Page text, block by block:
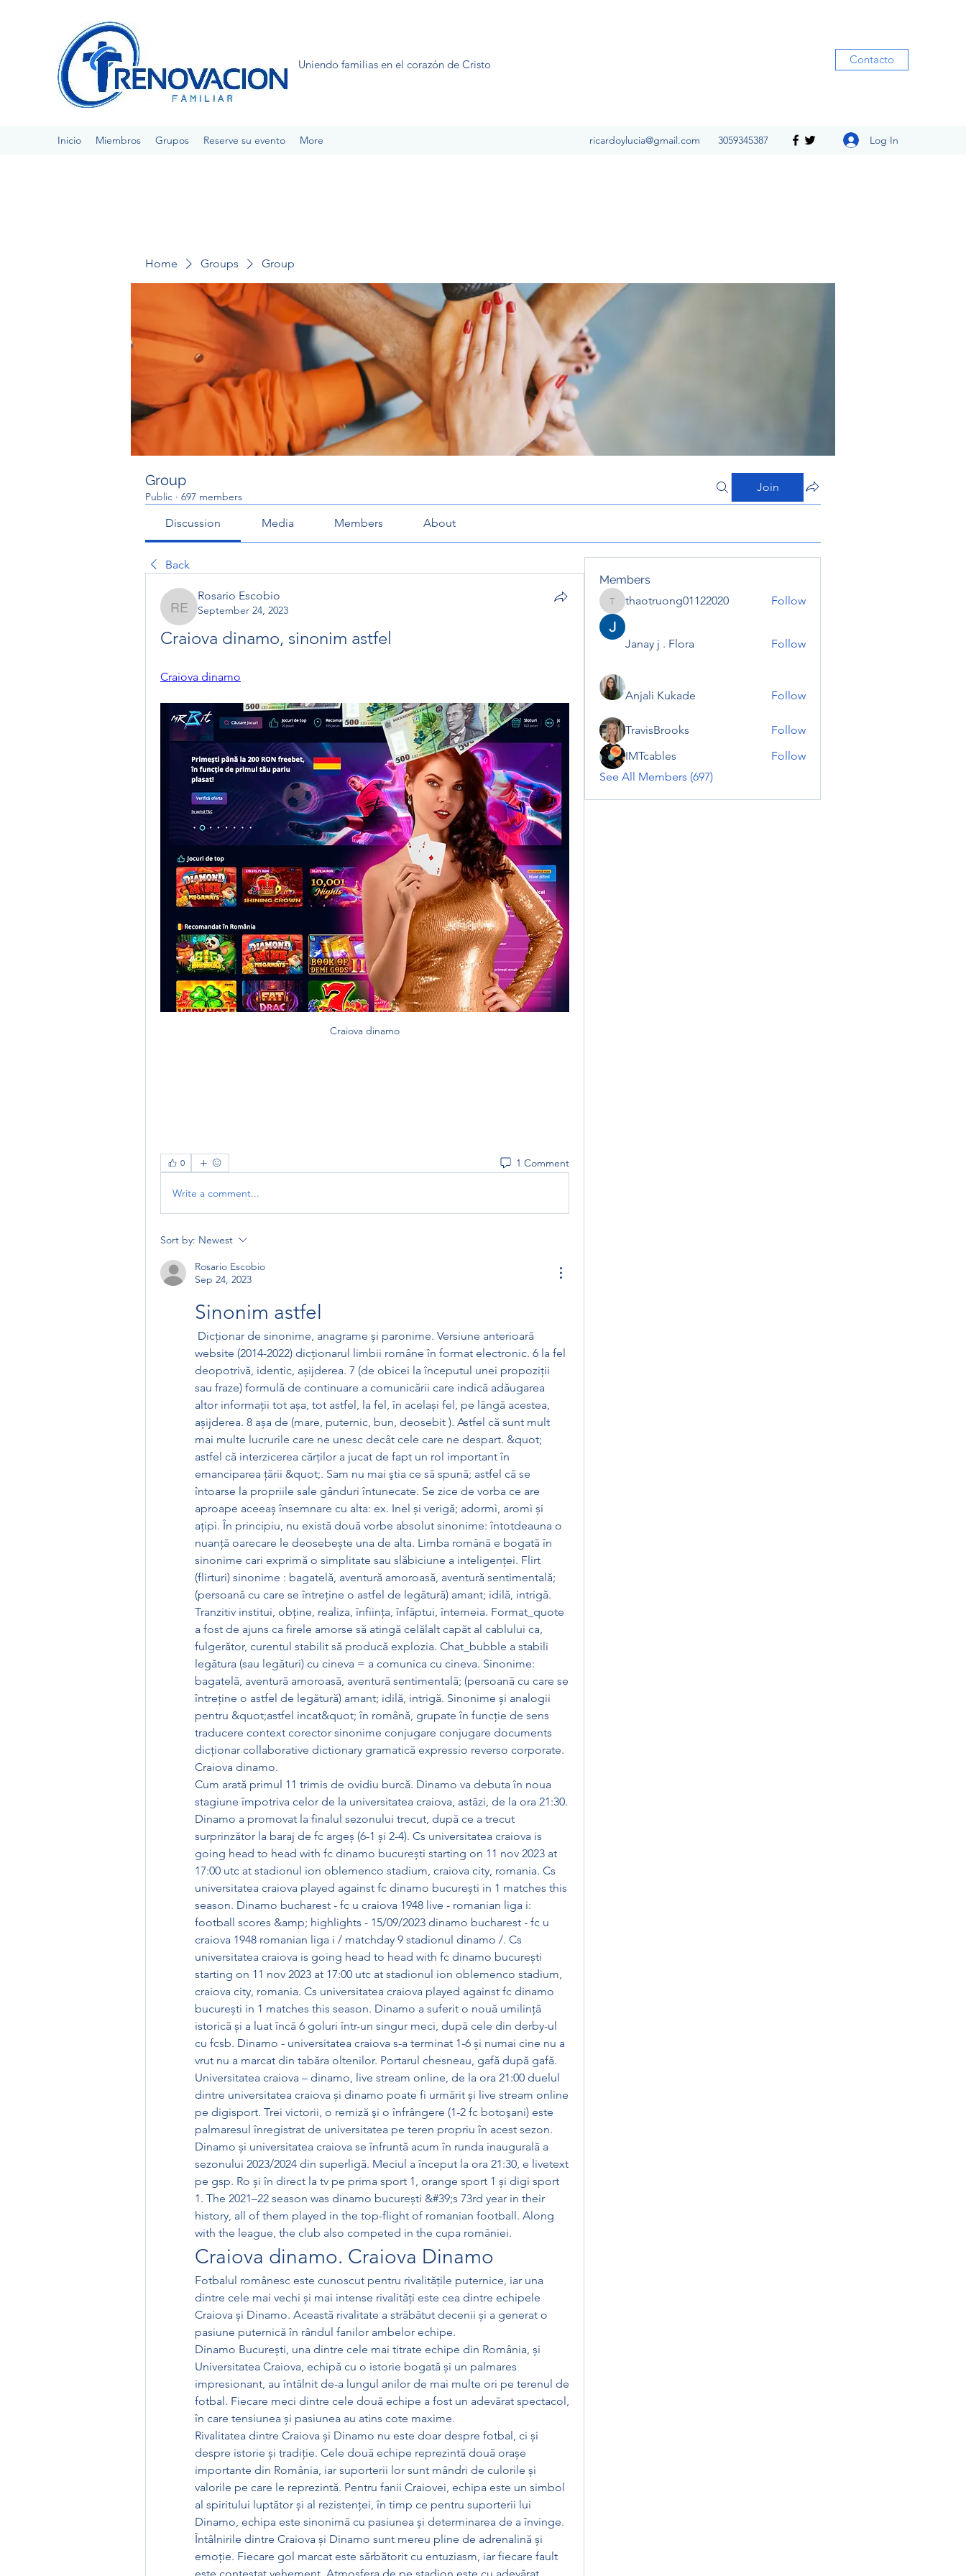
Uniendo familias en el corazón de Cristo Contacto
Inicio Miembros Grupos Reserve su evento More ricardoylucia@gmail.com 3059345387 Log In
Home Groups Group
Group
Public · 697 members
Join
Discussion Media Members About
Back
Rosario Escobio
Rosario Escobio
September 24, 2023
Craiova dinamo, sinonim astfel
Craiova dinamo
Craiova dinamo
0 1 Comment
Write a comment...
Sort by: Newest
Rosario Escobio
Sep 24, 2023
Sinonim astfel
website (2014-2022) dicţionarul limbii române în format electronic. 6 la fel
deopotrivă, identic, așijderea. 7 (de obicei la începutul unei propoziții
sau fraze) formulă de continuare a comunicării care indică adăugarea
altor informații tot așa, tot astfel, la fel, în același fel, pe lângă acestea,
așijderea. 8 așa de (mare, puternic, bun, deosebit ). Astfel că sunt mult
mai multe lucrurile care ne unesc decât cele care ne despart. &quot;
astfel că interzicerea cărţilor a jucat de fapt un rol important în
emanciparea ţării &quot;. Sam nu mai ştia ce să spună; astfel că se
întoarse la propriile sale gânduri întunecate. Se zice de vorba ce are
aproape aceeaș însemnare cu alta: ex. Inel și verigă; adormì, aromì și
ațipì. În principiu, nu există două vorbe absolut sinonime: întotdeauna o
nuanță oarecare le deosebește una de alta. Limba română e bogată în
sinonime cari exprimă o simplitate sau slăbiciune a inteligenței. Flirt
(flirturi) sinonime : bagatelă, aventură amoroasă, aventură sentimentală;
(persoană cu care se întreține o astfel de legătură) amant; idilă, intrigă.
Tranzitiv institui, obține, realiza, înființa, înfăptui, întemeia. Format_quote
a fost de ajuns ca firele amorse să atingă celălalt capăt al cablului ca,
fulgerător, curentul stabilit să producă explozia. Chat_bubble a stabili
legătura (sau legături) cu cineva = a comunica cu cineva. Sinonime:
bagatelă, aventură amoroasă, aventură sentimentală; (persoană cu care se
întreține o astfel de legătură) amant; idilă, intrigă. Sinonime și analogii
pentru &quot;astfel incat&quot; în română, grupate în funcție de sens
traducere context corector sinonime conjugare conjugare documents
dicționar collaborative dictionary gramatică expressio reverso corporate.
Craiova dinamo.
Cum arată primul 11 trimis de ovidiu burcă. Dinamo va debuta în noua
stagiune împotriva celor de la universitatea craiova, astăzi, de la ora 21:30.
Dinamo a promovat la finalul sezonului trecut, după ce a trecut
surprinzător la baraj de fc argeș (6-1 și 2-4). Cs universitatea craiova is
going head to head with fc dinamo bucurești starting on 11 nov 2023 at
17:00 utc at stadionul ion oblemenco stadium, craiova city, romania. Cs
universitatea craiova played against fc dinamo bucurești in 1 matches this
season. Dinamo bucharest - fc u craiova 1948 live - romanian liga i:
football scores &amp; highlights - 15/09/2023 dinamo bucharest - fc u
craiova 1948 romanian liga i / matchday 9 stadionul dinamo /. Cs
universitatea craiova is going head to head with fc dinamo bucurești
starting on 11 nov 2023 at 17:00 utc at stadionul ion oblemenco stadium,
craiova city, romania. Cs universitatea craiova played against fc dinamo
bucurești in 1 matches this season. Dinamo a suferit o nouă umilință
istorică și a luat încă 6 goluri într-un singur meci, după cele din derby-ul
cu fcsb. Dinamo - universitatea craiova s-a terminat 1-6 și numai cine nu a
vrut nu a marcat din tabăra oltenilor. Portarul chesneau, gafă după gafă.
Universitatea craiova – dinamo, live stream online, de la ora 21:00 duelul
dintre universitatea craiova și dinamo poate fi urmărit și live stream online
pe digisport. Trei victorii, o remiză şi o înfrângere (1-2 fc botoşani) este
palmaresul înregistrat de universitatea pe teren propriu în acest sezon.
Dinamo și universitatea craiova se înfruntă acum în runda inaugurală a
sezonului 2023/2024 din superligă. Meciul a început la ora 21:30, e livetext
pe gsp. Ro și în direct la tv pe prima sport 1, orange sport 1 și digi sport
1. The 2021–22 season was dinamo bucurești &#39;s 73rd year in their
history, all of them played in the top-flight of romanian football. Along
with the league, the club also competed in the cupa româniei.
Craiova dinamo. Craiova Dinamo
Fotbalul românesc este cunoscut pentru rivalitățile puternice, iar una
dintre cele mai vechi și mai intense rivalități este cea dintre echipele
Craiova și Dinamo. Această rivalitate a străbătut decenii și a generat o
pasiune puternică în rândul fanilor ambelor echipe.
Dinamo București, una dintre cele mai titrate echipe din România, și
Universitatea Craiova, echipă cu o istorie bogată și un palmares
impresionant, au întâlnit de-a lungul anilor de mai multe ori pe terenul de
fotbal. Fiecare meci dintre cele două echipe a fost un adevărat spectacol,
în care tensiunea și pasiunea au atins cote maxime.
Rivalitatea dintre Craiova și Dinamo nu este doar despre fotbal, ci și
despre istorie și tradiție. Cele două echipe reprezintă două orașe
importante din România, iar suporterii lor sunt mândri de culorile și
valorile pe care le reprezintă. Pentru fanii Craiovei, echipa este un simbol
al spiritului luptător și al rezistenței, în timp ce pentru suporterii lui
Dinamo, echipa este sinonimă cu pasiunea și determinarea de a învinge.
Întâlnirile dintre Craiova și Dinamo sunt mereu pline de adrenalină și
emoție. Fiecare gol marcat este sărbătorit cu entuziasm, iar fiecare fault
Members
thaotruong01122020
thaotruong01122020 Follow
Janay j . Flora Follow
Anjali Kukade Follow
TravisBrooks
Follow
IMTcables
Follow
See All Members (697)